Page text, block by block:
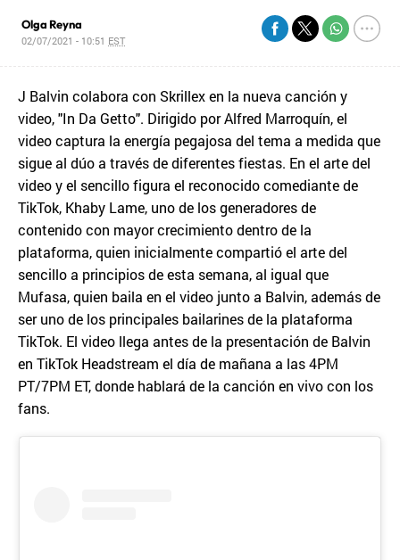
Olga Reyna
02/07/2021 - 10:51 EST
J Balvin colabora con Skrillex en la nueva canción y
video, "In Da Getto". Dirigido por Alfred Marroquín, el
video captura la energía pegajosa del tema a medida que
sigue al dúo a través de diferentes fiestas. En el arte del
video y el sencillo figura el reconocido comediante de
TikTok, Khaby Lame, uno de los generadores de
contenido con mayor crecimiento dentro de la
plataforma, quien inicialmente compartió el arte del
sencillo a principios de esta semana, al igual que
Mufasa, quien baila en el video junto a Balvin, además de
ser uno de los principales bailarines de la plataforma
TikTok. El video llega antes de la presentación de Balvin
en TikTok Headstream el día de mañana a las 4PM
PT/7PM ET, donde hablará de la canción en vivo con los
fans.